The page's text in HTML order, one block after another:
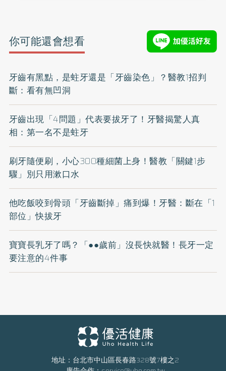
你可能還會想看
牙齒有黑點，是蛀牙還是「牙齒染色」？醫教1招判
斷：看有無凹洞
牙齒出現「4問題」代表要拔牙了！牙醫揭驚人真
相：第一名不是蛀牙
刷牙隨便刷，小心300種細菌上身！醫教「關鍵1步
驟」別只用漱口水
他吃飯咬到骨頭「牙齒斷掉」痛到爆！牙醫：斷在「1
部位」快拔牙
寶寶長乳牙了嗎？「●●歲前」沒長快就醫！長牙一定
要注意的4件事
地址：台北市中山區長春路328號7樓之2